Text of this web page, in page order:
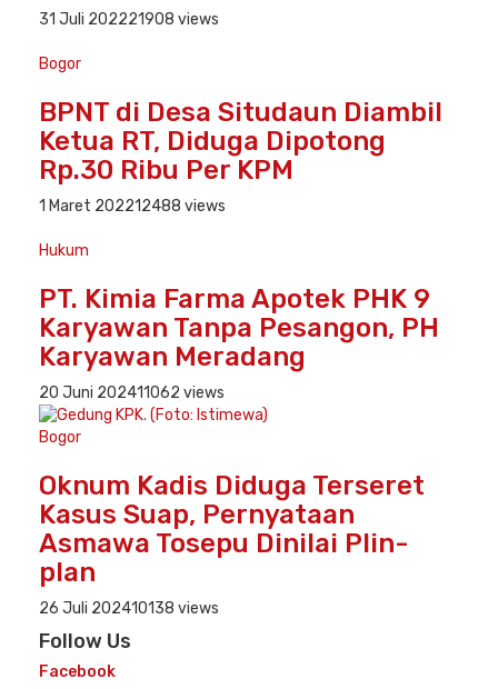
31 Juli 202221908 views
Bogor
BPNT di Desa Situdaun Diambil
Ketua RT, Diduga Dipotong
Rp.30 Ribu Per KPM
1 Maret 202212488 views
Hukum
PT. Kimia Farma Apotek PHK 9
Karyawan Tanpa Pesangon, PH
Karyawan Meradang
20 Juni 202411062 views
Bogor
Oknum Kadis Diduga Terseret
Kasus Suap, Pernyataan
Asmawa Tosepu Dinilai Plin-
plan
26 Juli 202410138 views
Follow Us
Facebook